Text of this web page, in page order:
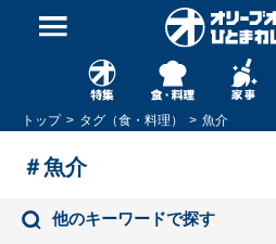
トップ タグ（食・料理） 魚介
＃魚介
他のキーワードで探す